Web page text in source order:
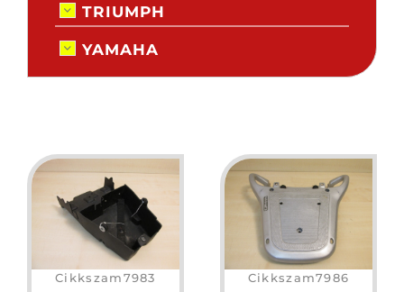
TRIUMPH
YAMAHA
Cikkszam7983 Cikkszam7986